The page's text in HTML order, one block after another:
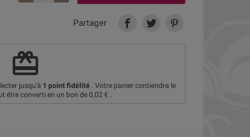
Partager
redeem
jusqu'à 1 point fidélité . Votre panier contiendra le
être converti en un bon de 0,02 € .